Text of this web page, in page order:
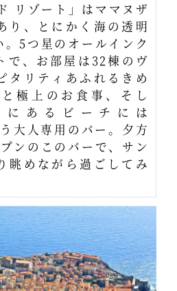
リゾート」はママヌザ
り、とにかく海の透明
5つ星のオールインク
で、お部屋は32棟のヴ
タリティあふれるきめ
極上のお食事、そし
あるビーチには
大人専用のバー。夕方
ンのこのバーで、サン
眺めながら過ごしてみ